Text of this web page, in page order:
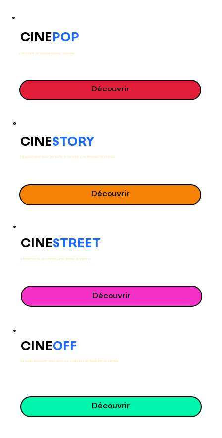
CINESTREET
Interviews de passants sur le thème du cinéma
Découvrir
CINE POP
L'actualité du cinéma chaque semaine.
Découvrir
CINEOFF
Le public découvre avec nous les coulisses de l'industrie du cinéma.
Découvrir
CINESTORY
Un grand-père nous présente 6 facettes de l'histoire du cinéma.
Découvrir